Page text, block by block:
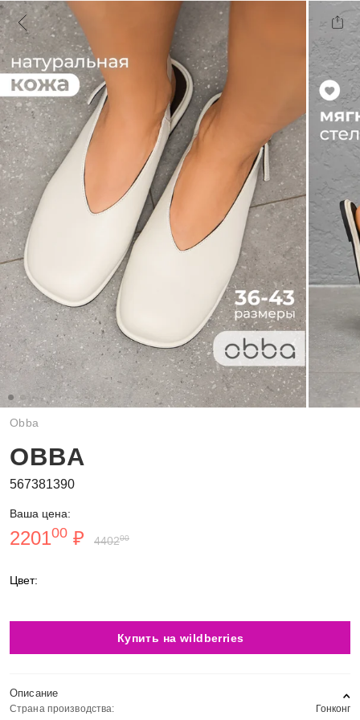
Obba
OBBA
567381390
Ваша цена:
220100 ₽ 440200
Цвет:
Купить на wildberries
Описание
Страна производства: Гонконг